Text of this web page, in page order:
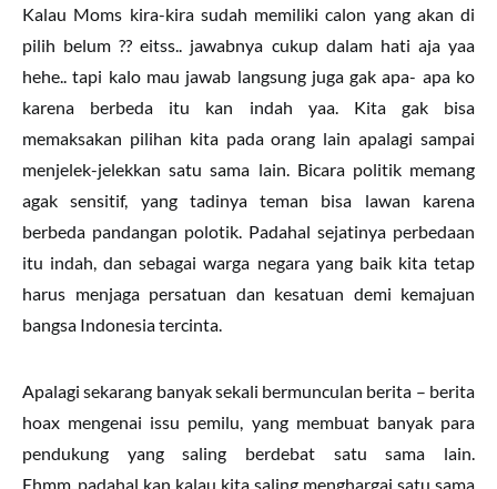
Kalau Moms kira-kira sudah memiliki calon yang akan di
pilih belum ?? eitss.. jawabnya cukup dalam hati aja yaa
hehe.. tapi kalo mau jawab langsung juga gak apa- apa ko
karena berbeda itu kan indah yaa. Kita gak bisa
memaksakan pilihan kita pada orang lain apalagi sampai
menjelek-jelekkan satu sama lain. Bicara politik memang
agak sensitif, yang tadinya teman bisa lawan karena
berbeda pandangan polotik. Padahal sejatinya perbedaan
itu indah, dan sebagai warga negara yang baik kita tetap
harus menjaga persatuan dan kesatuan demi kemajuan
bangsa Indonesia tercinta.
Apalagi sekarang banyak sekali bermunculan berita – berita
hoax mengenai issu pemilu, yang membuat banyak para
pendukung yang saling berdebat satu sama lain.
Ehmm..padahal kan kalau kita saling menghargai satu sama